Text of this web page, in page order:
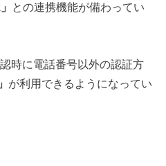
との連携機能が備わってい
時に電話番号以外の認証方
が利用できるようになってい